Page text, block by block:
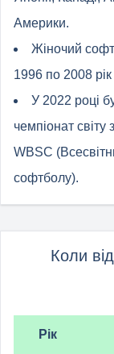
Америки.
Жіночий
1996 по 2008
У 2022 році
чемпіонат світу
WBSC
софтболу).
Коли
Рік